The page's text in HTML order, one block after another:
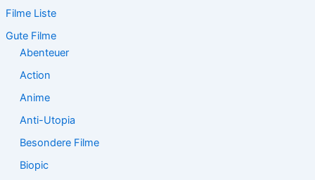
n
n
Filme Liste
Gute Filme
Abenteuer
Action
Anime
Anti-Utopia
Besondere Filme
Biopic